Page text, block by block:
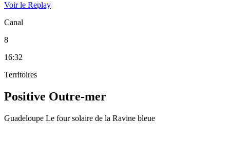
Voir le Replay
Canal
8
16:32
Territoires
Positive Outre-mer
Guadeloupe Le four solaire de la Ravine bleue